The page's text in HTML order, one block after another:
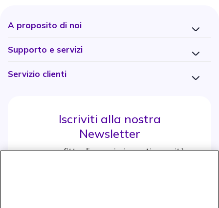
A proposito di noi
Supporto e servizi
Servizio clienti
Iscriviti alla nostra
Newsletter
e approfitta di maggiori sconti e novità